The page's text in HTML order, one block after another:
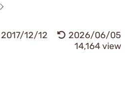
2017/12/12
2026/06/05
14,164 view